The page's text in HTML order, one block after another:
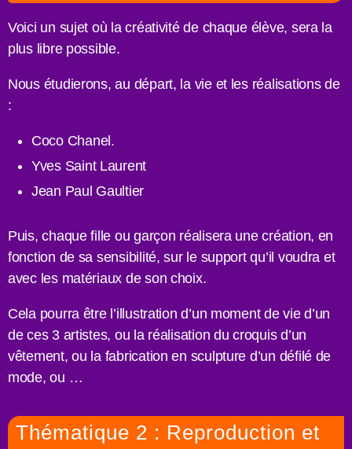
Voici un sujet où la créativité de chaque élève, sera la
plus libre possible.
Nous étudierons, au départ, la vie et les réalisations de
:
Coco Chanel.
Yves Saint Laurent
Jean Paul Gaultier
Puis, chaque fille ou garçon réalisera une création, en
fonction de sa sensibilité, sur le support qu’il voudra et
avec les matériaux de son choix.
Cela pourra être l’illustration d’un moment de vie d’un
de ces 3 artistes, ou la réalisation du croquis d’un
vêtement, ou la fabrication en sculpture d’un défilé de
mode, ou …
Thématique 2 : Reproduction et